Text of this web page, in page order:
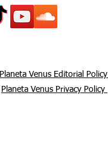
Planeta Venus Privacy Policy
Planeta Venus Editorial Policy